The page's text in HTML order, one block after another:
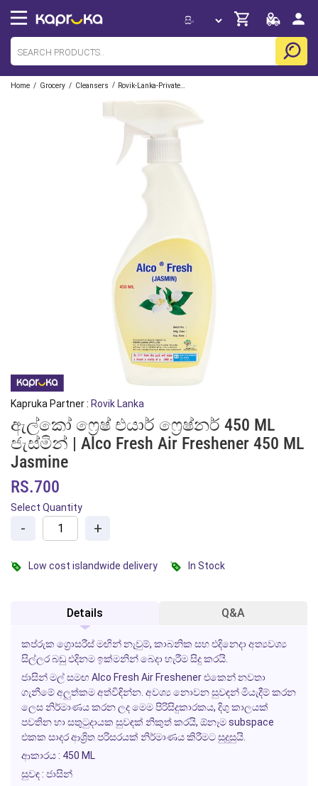
Home / Grocery / Cleansers /
Kapruka Partner : Rovik Lanka
ඇල්කෝ ෆ්‍රෙෂ් එයාර් ෆ්‍රෙෂ්නර් 450 ML
ජැස්මින් | Alco Fresh Air Freshener 450 ML
Jasmine
RS.700
Select Quantity
- +
Low cost islandwide delivery In Stock
Details Q&A
කප්රුක ග්‍රොසරීස් මඟින් නැවුම්, කාබනික සහ එදිනෙදා අත්‍යවශ්‍ය
සිල්ලර බඩු එදිනම ඉක්මනින් බෙදා හැරීම සිදු කරයි.
ජාසින් මල් සමඟ Alco Fresh Air Freshener එකෙන් නවතා
ගැනීමේ අලුත්කම අත්විඳින්න. අවශ්‍ය නොවන සුවඳන් මියැදීම් කරන
ලෙස නිර්මාණය කරන ලද මෙම පිරිසිදුකාරකය, දිගු කාලයක්
පවතින හා සතුටුදායක සුවඳක් නිකුත් කරයි, ඕනෑම subspace
එකක සාදර ආශ්‍රිත පරිසරයක් නිර්මාණය කිරීමට සුදුසුයි.
ආකාරය : 450 ML
සුවඳ : ජාසින්